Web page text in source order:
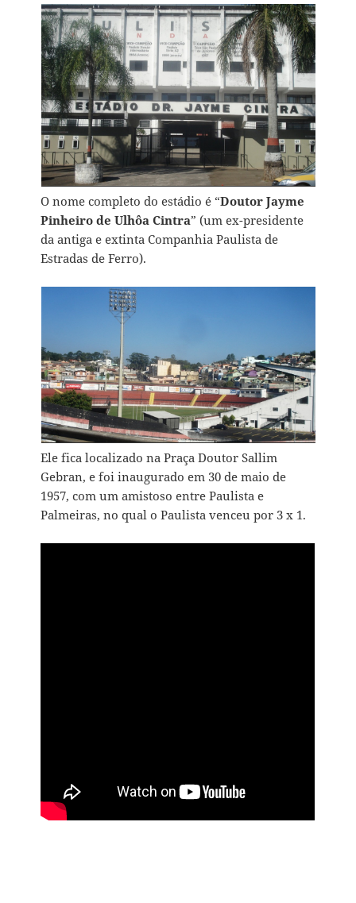
O nome completo do estádio é “Doutor Jayme
Pinheiro de Ulhôa Cintra” (um ex-presidente
da antiga e extinta Companhia Paulista de
Estradas de Ferro).
Ele fica localizado na Praça Doutor Sallim
Gebran, e foi inaugurado em 30 de maio de
1957, com um amistoso entre Paulista e
Palmeiras, no qual o Paulista venceu por 3 x 1.